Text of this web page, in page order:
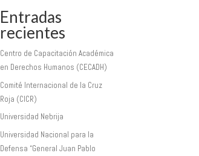
Entradas
recientes
Centro de Capacitación Académica
en Derechos Humanos (CECADH)
Comité Internacional de la Cruz
Roja (CICR)
Universidad Nebrija
Universidad Nacional para la
Defensa “General Juan Pablo